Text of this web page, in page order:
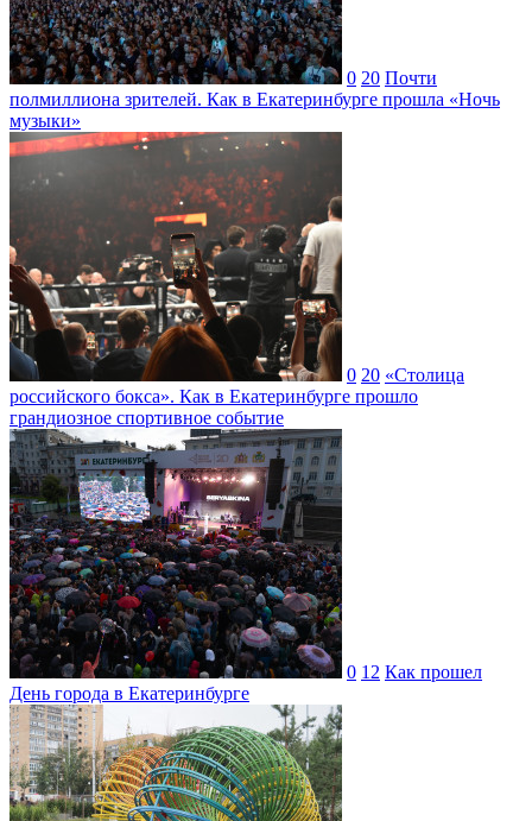
0 20 Почти
полмиллиона зрителей. Как в Екатеринбурге прошла «Ночь
музыки»
0 20 «Столица
российского бокса». Как в Екатеринбурге прошло
грандиозное спортивное событие
0 12 Как прошел
День города в Екатеринбурге